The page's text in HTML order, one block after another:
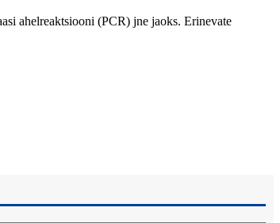
ahelreaktsiooni (PCR) jne jaoks. Erinevate